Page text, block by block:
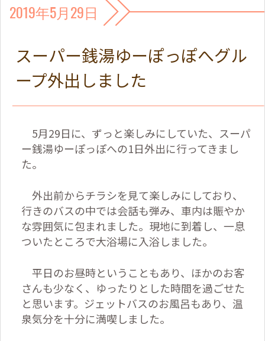
2019年5月29日
スーパー銭湯ゆーぽっぽへグル
ープ外出しました
5月29日に、ずっと楽しみにしていた、スーパ
ー銭湯ゆーぽっぽへの1日外出に行ってきまし
た。
外出前からチラシを見て楽しみにしており、
行きのバスの中では会話も弾み、車内は賑やか
な雰囲気に包まれました。現地に到着し、一息
ついたところで大浴場に入浴しました。
平日のお昼時ということもあり、ほかのお客
さんも少なく、ゆったりとした時間を過ごせた
と思います。ジェットバスのお風呂もあり、温
泉気分を十分に満喫しました。